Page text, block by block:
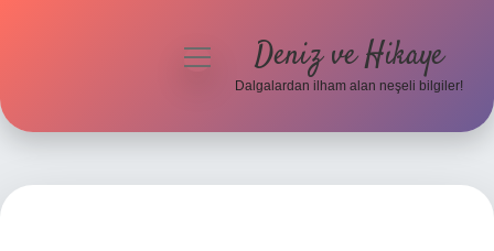
menüyü
Deniz ve Hikaye
Dalgalardan ilham alan neşeli bilgiler!